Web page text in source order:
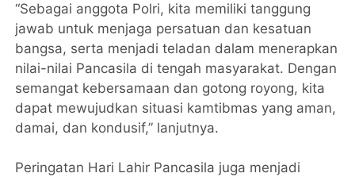
“Sebagai anggota Polri, kita memiliki tanggung
jawab untuk menjaga persatuan dan kesatuan
bangsa, serta menjadi teladan dalam menerapkan
nilai-nilai Pancasila di tengah masyarakat. Dengan
semangat kebersamaan dan gotong royong, kita
dapat mewujudkan situasi kamtibmas yang aman,
damai, dan kondusif,” lanjutnya.
Peringatan Hari Lahir Pancasila juga menjadi